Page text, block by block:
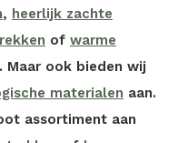
, heerlijk zachte
of warme
. Maar ook bieden wij
materialen aan.
assortiment aan